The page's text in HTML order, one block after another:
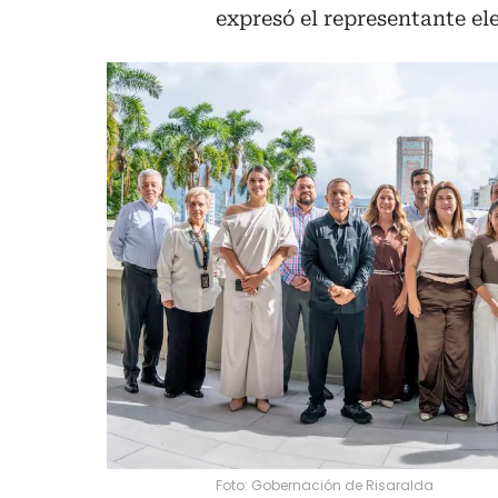
expresó el representante
Foto: Gobernación de Risaralda